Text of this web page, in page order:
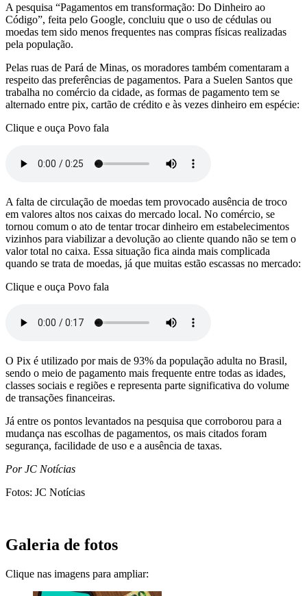
A pesquisa “Pagamentos em transformação: Do Dinheiro ao
Código”, feita pelo Google, concluiu que o uso de cédulas ou
moedas tem sido menos frequentes nas compras físicas realizadas
pela população.
Pelas ruas de Pará de Minas, os moradores também comentaram a
respeito das preferências de pagamentos. Para a Suelen Santos que
trabalha no comércio da cidade, as formas de pagamento tem se
alternado entre pix, cartão de crédito e às vezes dinheiro em espécie:
Clique e ouça Povo fala
A falta de circulação de moedas tem provocado ausência de troco
em valores altos nos caixas do mercado local. No comércio, se
tornou comum o ato de tentar trocar dinheiro em estabelecimentos
vizinhos para viabilizar a devolução ao cliente quando não se tem o
valor total no caixa. Essa situação fica ainda mais complicada
quando se trata de moedas, já que muitas estão escassas no mercado:
Clique e ouça Povo fala
O Pix é utilizado por mais de 93% da população adulta no Brasil,
sendo o meio de pagamento mais frequente entre todas as idades,
classes sociais e regiões e representa parte significativa do volume
de transações financeiras.
Já entre os pontos levantados na pesquisa que corroborou para a
mudança nas escolhas de pagamentos, os mais citados foram
segurança, facilidade de uso e a ausência de taxas.
Por JC Notícias
Fotos: JC Notícias
Galeria de fotos
Clique nas imagens para ampliar: